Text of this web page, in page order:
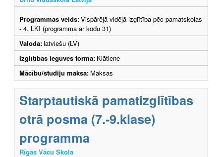
Programmas veids:Vispārējā vidējā izglītība pēc pamatskolas
- 4. LKI (programma ar kodu 31)
Valoda:latviešu (LV)
Izglītības ieguves forma: Klātiene
Mācību/studiju maksa: Maksas
Starptautiskā pamatizglītības
otrā posma (7.-9.klase)
programma
Rīgas Vācu Skola